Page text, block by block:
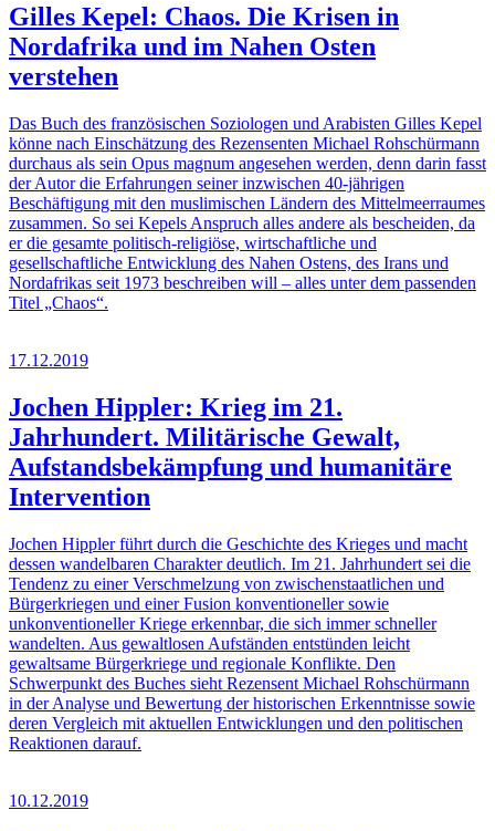
Gilles Kepel: Chaos. Die Krisen in
Nordafrika und im Nahen Osten
verstehen
Das Buch des französischen Soziologen und Arabisten Gilles Kepel
könne nach Einschätzung des Rezensenten Michael Rohschürmann
durchaus als sein Opus magnum angesehen werden, denn darin fasst
der Autor die Erfahrungen seiner inzwischen 40-jährigen
Beschäftigung mit den muslimischen Ländern des Mittelmeerraumes
zusammen. So sei Kepels Anspruch alles andere als bescheiden, da
er die gesamte politisch-religiöse, wirtschaftliche und
gesellschaftliche Entwicklung des Nahen Ostens, des Irans und
Nordafrikas seit 1973 beschreiben will – alles unter dem passenden
Titel „Chaos“.
17.12.2019
Jochen Hippler: Krieg im 21.
Jahrhundert. Militärische Gewalt,
Aufstandsbekämpfung und humanitäre
Intervention
Jochen Hippler führt durch die Geschichte des Krieges und macht
dessen wandelbaren Charakter deutlich. Im 21. Jahrhundert sei die
Tendenz zu einer Verschmelzung von zwischenstaatlichen und
Bürgerkriegen und einer Fusion konventioneller sowie
unkonventioneller Kriege erkennbar, die sich immer schneller
wandelten. Aus gewaltlosen Aufständen entstünden leicht
gewaltsame Bürgerkriege und regionale Konflikte. Den
Schwerpunkt des Buches sieht Rezensent Michael Rohschürmann
in der Analyse und Bewertung der historischen Erkenntnisse sowie
deren Vergleich mit aktuellen Entwicklungen und den politischen
Reaktionen darauf.
10.12.2019